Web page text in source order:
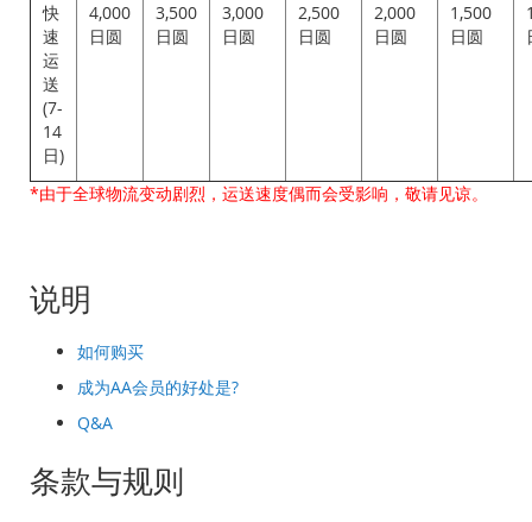
快
速
运
送
(7-
14
日)
4,000
日圆
3,500
日圆
3,000
日圆
2,500
日圆
2,000
日圆
1,500
日圆
*由于全球物流变动剧烈，运送速度偶而会受影响，敬请见谅。
说明
如何购买
成为AA会员的好处是?
Q&A
条款与规则